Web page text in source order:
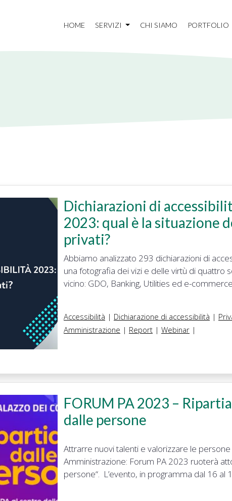
HOME SERVIZI CHI SIAMO PORTFOLIO
Dichiarazioni di
2023: qual è la situazione
privati?
Abbiamo analizzato 293 dichiarazioni di
una fotografia dei vizi e delle virtù di quattro
vicino: GDO, Banking, Utilities ed e-
Accessibilità | Dichiarazione di accessibilità |
Amministrazione | Report | Webinar |
FORUM PA 2023 –
dalle persone
Attrarre nuovi talenti e valorizzare le
Amministrazione: Forum PA 2023 ruoterà
persone“. L’evento, in programma dal 16 al